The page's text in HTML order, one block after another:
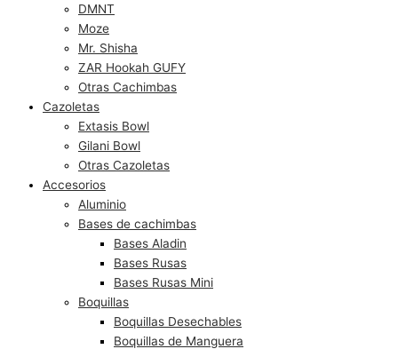
DMNT
Moze
Mr. Shisha
ZAR Hookah GUFY
Otras Cachimbas
Cazoletas
Extasis Bowl
Gilani Bowl
Otras Cazoletas
Accesorios
Aluminio
Bases de cachimbas
Bases Aladin
Bases Rusas
Bases Rusas Mini
Boquillas
Boquillas Desechables
Boquillas de Manguera